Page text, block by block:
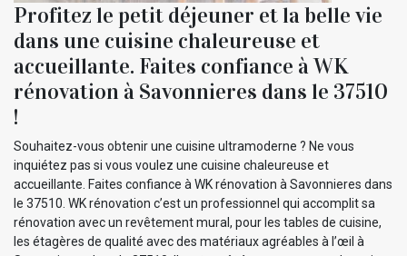
Profitez le petit déjeuner et la belle vie
dans une cuisine chaleureuse et
accueillante. Faites confiance à WK
rénovation à Savonnieres dans le 37510
!
Souhaitez-vous obtenir une cuisine ultramoderne ? Ne vous
inquiétez pas si vous voulez une cuisine chaleureuse et
accueillante. Faites confiance à WK rénovation à Savonnieres dans
le 37510. WK rénovation c’est un professionnel qui accomplit sa
rénovation avec un revêtement mural, pour les tables de cuisine,
les étagères de qualité avec des matériaux agréables à l’œil à